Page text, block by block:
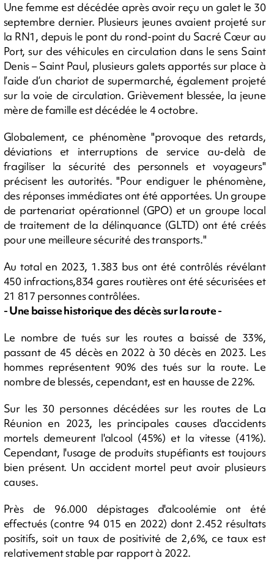
Une femme est décédée après avoir reçu un galet le 30
septembre dernier. Plusieurs jeunes avaient projeté sur
la RN1, depuis le pont du rond-point du Sacré Cœur au
Port, sur des véhicules en circulation dans le sens Saint
Denis – Saint Paul, plusieurs galets apportés sur place à
l’aide d’un chariot de supermarché, également projeté
sur la voie de circulation. Grièvement blessée, la jeune
mère de famille est décédée le 4 octobre.
Globalement, ce phénomène "provoque des retards,
déviations et interruptions de service au-delà de
fragiliser la sécurité des personnels et voyageurs"
précisent les autorités. "Pour endiguer le phénomène,
des réponses immédiates ont été apportées. Un groupe
de partenariat opérationnel (GPO) et un groupe local
de traitement de la délinquance (GLTD) ont été créés
pour une meilleure sécurité des transports."
Au total en 2023, 1.383 bus ont été contrôlés révélant
450 infractions,834 gares routières ont été sécurisées et
21 817 personnes contrôlées.
- Une baisse historique des décès sur la route -
Le nombre de tués sur les routes a baissé de 33%,
passant de 45 décès en 2022 à 30 décès en 2023. Les
hommes représentent 90% des tués sur la route. Le
nombre de blessés, cependant, est en hausse de 22%.
Sur les 30 personnes décédées sur les routes de La
Réunion en 2023, les principales causes d'accidents
mortels demeurent l'alcool (45%) et la vitesse (41%).
Cependant, l'usage de produits stupéfiants est toujours
bien présent. Un accident mortel peut avoir plusieurs
causes.
Près de 96.000 dépistages d'alcoolémie ont été
effectués (contre 94 015 en 2022) dont 2.452 résultats
positifs, soit un taux de positivité de 2,6%, ce taux est
relativement stable par rapport à 2022.